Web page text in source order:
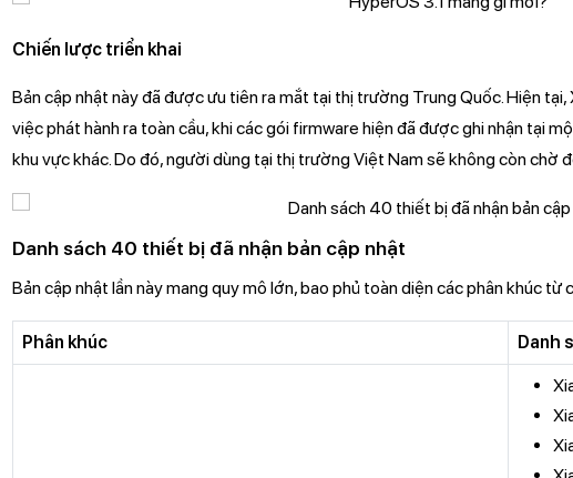
Chiến lược triển khai
Bản cập nhật này đã được ưu tiên ra mắt tại thị trường Trung Quốc. Hiện tại,
việc phát hành ra toàn cầu, khi các gói firmware hiện đã được ghi nhận tại
khu vực khác. Do đó, người dùng tại thị trường Việt Nam sẽ không còn chờ
Danh sách 40 thiết bị đã nhận bản cập nhật
Bản cập nhật lần này mang quy mô lớn, bao phủ toàn diện các phân khúc từ
Phân khúc Danh